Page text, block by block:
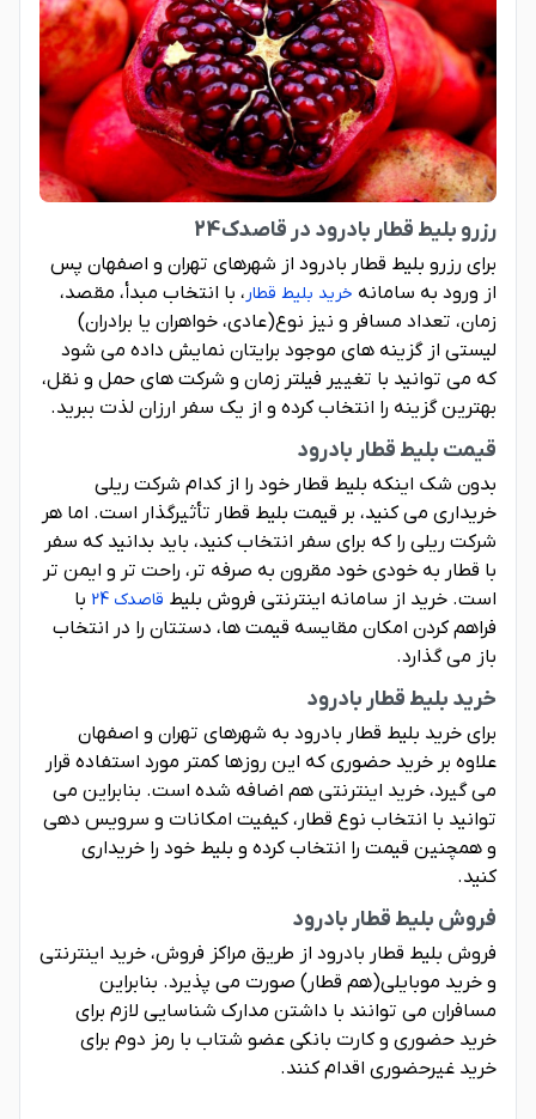
رزرو بلیط قطار بادرود در قاصدک24
برای رزرو بلیط قطار بادرود از شهرهای تهران و اصفهان پس
از ورود به سامانه خرید بلیط قطار ، با انتخاب مبدأ، مقصد،
زمان، تعداد مسافر و نیز نوع(عادی، خواهران یا برادران)
لیستی از گزینه های موجود برایتان نمایش داده می شود
که می توانید با تغییر فیلتر زمان و شرکت های حمل و نقل،
بهترین گزینه را انتخاب کرده و از یک سفر ارزان لذت ببرید.
قیمت بلیط قطار بادرود
بدون شک اینکه بلیط قطار خود را از کدام شرکت ریلی
خریداری می کنید، بر قیمت بلیط قطار تأثیرگذار است. اما هر
شرکت ریلی را که برای سفر انتخاب کنید، باید بدانید که سفر
با قطار به خودی خود مقرون به صرفه تر، راحت تر و ایمن تر
است. خرید از سامانه اینترنتی فروش بلیط قاصدک 24
با
فراهم کردن امکان مقایسه قیمت ها، دستتان را در انتخاب
باز می گذارد.
خرید بلیط قطار بادرود
برای خرید بلیط قطار بادرود به شهرهای تهران و اصفهان
علاوه بر خرید حضوری که این روزها کمتر مورد استفاده قرار
می گیرد، خرید اینترنتی هم اضافه شده است. بنابراین می
توانید با انتخاب نوع قطار، کیفیت امکانات و سرویس دهی
و همچنین قیمت را انتخاب کرده و بلیط خود را خریداری
کنید.
فروش بلیط قطار بادرود
فروش بلیط قطار بادرود از طریق مراکز فروش، خرید اینترنتی
و خرید موبایلی(هم قطار) صورت می پذیرد. بنابراین
مسافران می توانند با داشتن مدارک شناسایی لازم برای
خرید حضوری و کارت بانکی عضو شتاب با رمز دوم برای
خرید غیرحضوری اقدام کنند.